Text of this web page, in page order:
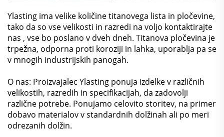
Ylasting ima velike količine titanovega lista in pločevine,
tako da so vse velikosti in razredi na voljo kontaktirajte
nas , vse bo poslano v dveh dneh. Titanova pločevina je
trpežna, odporna proti koroziji in lahka, uporablja pa se
v mnogih industrijskih panogah.
O nas: Proizvajalec Ylasting ponuja izdelke v različnih
velikostih, razredih in specifikacijah, da zadovolji
različne potrebe. Ponujamo celovito storitev, na primer
dobavo materialov v standardnih dolžinah ali po meri
odrezanih dolžin.